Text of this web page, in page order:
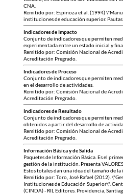
CNA.
Remitido por: Espinoza et al. (1994)
instituciones de educación superior.
Indicadores de Impacto
Conjunto de indicadores que permiten
experimentada entre un estado inicial y
Remitido por: Comisión Nacional de
Acreditación Pregrado.
Indicadores de Proceso
Conjunto de indicadores que permiten
en el desarrollo de actividades.
Remitido por: Comisión Nacional de
Acreditación Pregrado.
Indicadores de Resultado
Conjunto de indicadores que permiten
obtenidos a partir del desarrollo de
Remitido por: Comisión Nacional de
Acreditación Pregrado.
Información Básica y de Salida
Paquetes de Información Básica. Es el
gestión de la institución. Presenta
Estos totales dan una idea del tamaño de
Remitido por: Toro, José Rafael (2012).
Instituciones de Educación Superior\".
(CINDA) - RIL Editores. Providencia,